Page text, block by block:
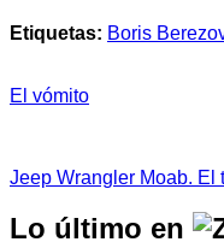
Etiquetas: Boris
El vómito
Jeep Wrangler Moab. El
Lo último en